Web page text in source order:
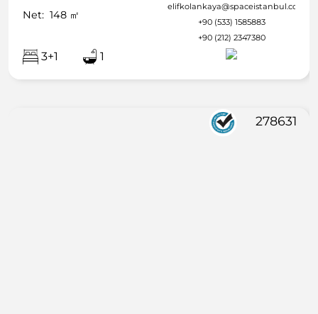
Net: 148 ㎡
3+1 1
elifkolankaya@spaceistanbul.com
+90 (533) 1585883
+90 (212) 2347380
278631